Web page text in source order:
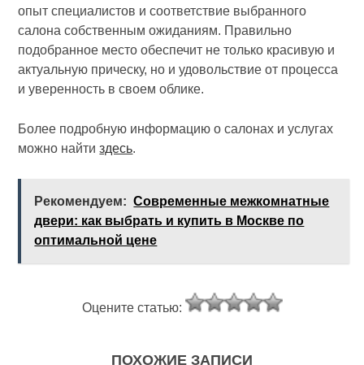
опыт специалистов и соответствие выбранного
салона собственным ожиданиям. Правильно
подобранное место обеспечит не только красивую и
актуальную прическу, но и удовольствие от процесса
и уверенность в своем облике.
Более подробную информацию о салонах и услугах
можно найтиздесь.
Рекомендуем: Современные межкомнатные
двери: как выбрать и купить в Москве по
оптимальной цене
Оцените статью:
ПОХОЖИЕ ЗАПИСИ